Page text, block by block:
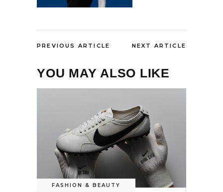
PREVIOUS ARTICLE NEXT ARTICLE
YOU MAY ALSO LIKE
FASHION & BEAUTY